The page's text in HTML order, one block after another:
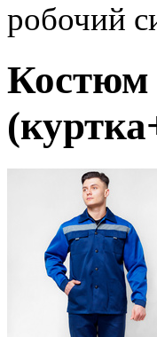
робочий
Костюм